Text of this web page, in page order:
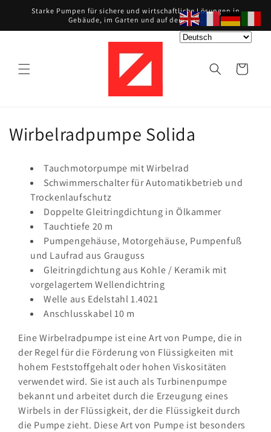
zumStarke Pumpen für sichere und wirtschaftliche Lösungen in
Gebäude, im Garten und auf dem Bau.
Warenkorb
K
Wirbelradpumpe Solida
Tauchmotorpumpe mit Wirbelrad
Schwimmerschalter für Automatikbetrieb und
Trockenlaufschutz
Doppelte Gleitringdichtung in Ölkammer
Tauchtiefe 20 m
Pumpengehäuse, Motorgehäuse, Pumpenfuß
und Laufrad aus Grauguss
Gleitringdichtung aus Kohle / Keramik mit
vorgelagertem Wellendichtring
Welle aus Edelstahl 1.4021
Anschlusskabel 10 m
Eine Wirbelradpumpe ist eine Art von Pumpe, die in
der Regel für die Förderung von Flüssigkeiten mit
hohem Feststoffgehalt oder hohen Viskositäten
verwendet wird. Sie ist auch als Turbinenpumpe
bekannt und arbeitet durch die Erzeugung eines
Wirbels in der Flüssigkeit, der die Flüssigkeit durch
die Pumpe zieht. Diese Art von Pumpe ist besonders